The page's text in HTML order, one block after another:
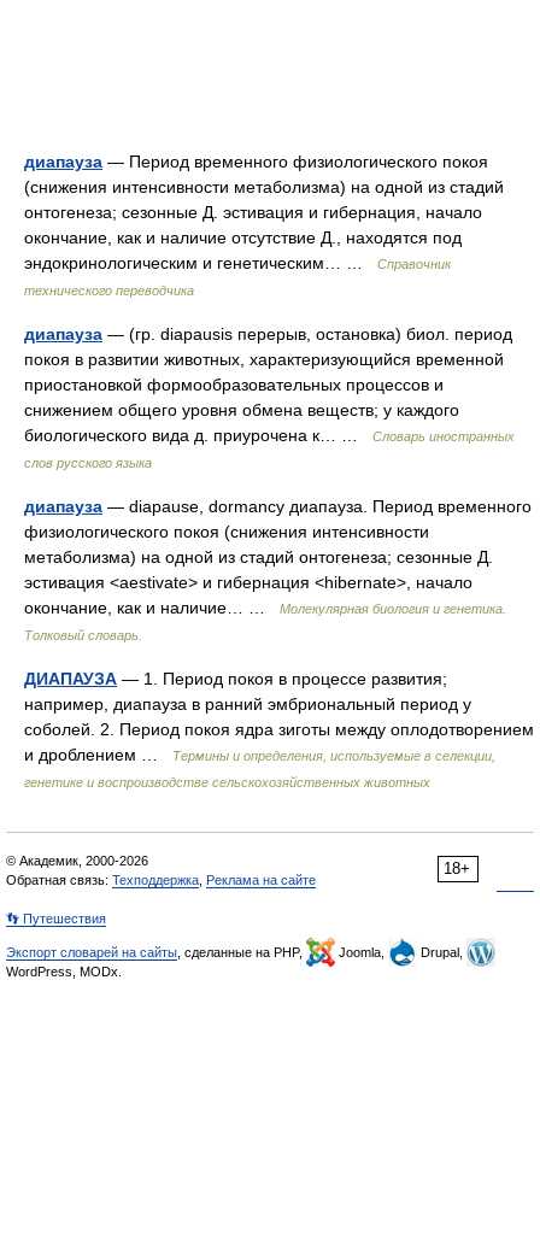
диапауза — Период временного физиологического покоя
(снижения интенсивности метаболизма) на одной из стадий
онтогенеза; сезонные Д. эстивация и гибернация, начало
окончание, как и наличие отсутствие Д., находятся под
эндокринологическим и генетическим… …
Справочник
технического переводчика
диапауза — (гр. diapausis перерыв, остановка) биол. период
покоя в развитии животных, характеризующийся временной
приостановкой формообразовательных процессов и
снижением общего уровня обмена веществ; у каждого
биологического вида д. приурочена к… …
Словарь иностранных
слов русского языка
диапауза — diapause, dormancy диапауза. Период временного
физиологического покоя (снижения интенсивности
метаболизма) на одной из стадий онтогенеза; сезонные Д.
эстивация <aestivate> и гибернация <hibernate>, начало
окончание, как и наличие… …
Молекулярная биология и генетика.
Толковый словарь.
ДИАПАУЗА — 1. Период покоя в процессе развития;
например, диапауза в ранний эмбриональный период у
соболей. 2. Период покоя ядра зиготы между оплодотворением
и дроблением …
Термины и определения, используемые в селекции,
генетике и воспроизводстве сельскохозяйственных животных
18+
© Академик, 2000-2026
Обратная связь: Техподдержка Реклама на сайте
👣 Путешествия
Экспорт словарей на сайты , сделанные на PHP, Joomla,
Drupal,
WordPress, MODx.